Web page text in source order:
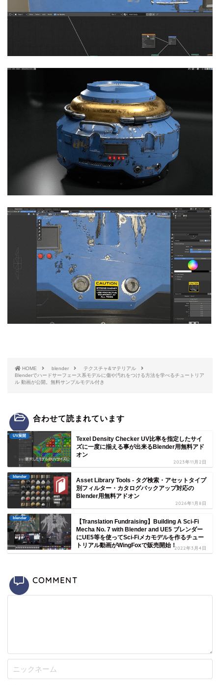
HOME blender
テクスチャ&マテリアル
Blenderでハードサーフェース系モデルに傷や汚れをつける方法を学べるチュートリア
ル 動画が公開。無料サンプルモデル付き
合わせて読まれています
UV展開
Texel Density Checker UV比率を指定したサイ
ズに一度に揃える事が出来るBlender用無料アド
オン
2023年11月2日
blender
Asset Library Tools - タグ検索・アセットタイプ
別フィルター・カタログバックアップ対応の
Blender用無料アドオン
2026年1月8日
blender
【Translation Fundraising】Building A Sci-Fi
Mecha No. 7 with Blender and UE5 ブレンダー
にUE5等を使ってSci-Fiメカモデルを作るチュー
トリアル動画がWingFoxで販売開始！2022年3月4日
COMMENT